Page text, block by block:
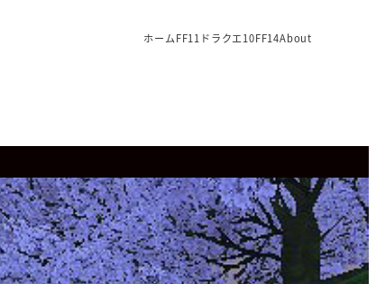
ホームFF11 ドラクエ10FF14About